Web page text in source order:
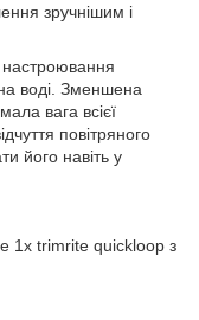
зручнішим і
настроювання
воді. Зменшена
вага всієї
повітряного
його навіть у
1x trimrite quickloop з